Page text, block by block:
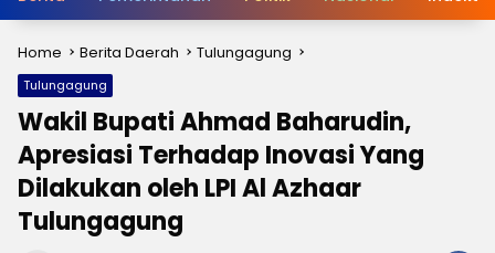
Home Berita Daerah Tulungagung
Tulungagung
Wakil Bupati Ahmad Baharudin,
Apresiasi Terhadap Inovasi Yang
Dilakukan oleh LPI Al Azhaar
Tulungagung